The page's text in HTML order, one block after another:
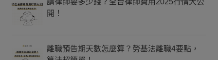
請律師要多少錢？全台律師費用2025行情大公
開！
離職預告期天數怎麼算？勞基法離職4要點，